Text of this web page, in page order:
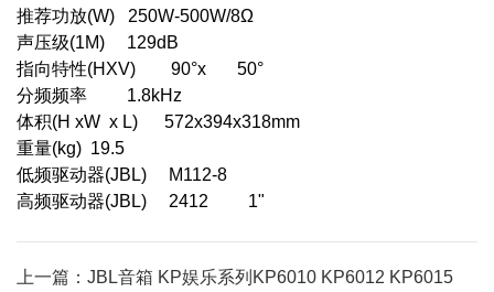
推荐功放(W) 250W-500W/8Ω
声压级(1M) 129dB
指向特性(HXV) 90°x 50°
分频频率 1.8kHz
体积(H xW x L) 572x394x318mm
重量(kg) 19.5
低频驱动器(JBL) M112-8
高频驱动器(JBL) 2412 1"
上一篇：JBL音箱 KP娱乐系列KP6010 KP6012 KP6015